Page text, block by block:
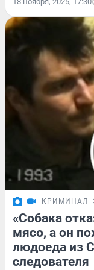
КРИМИНАЛ
«Собака
мясо, а он
людоеда из
следователя